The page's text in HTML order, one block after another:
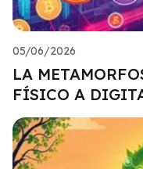
05/06/2026
LA
FÍSICO A